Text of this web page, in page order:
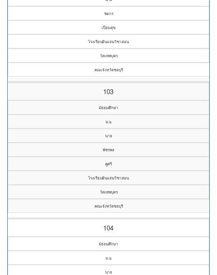
ชยกร
เปี่ยมสุข
โรงเรียนผินแจ่มวิชาสอน
วัดเทพบุตร
คณะจังหวัดชลบุรี
103
มัธยมศึกษา
ม.๖
นาย
พัชรพล
คูศรี
โรงเรียนผินแจ่มวิชาสอน
วัดเทพบุตร
คณะจังหวัดชลบุรี
104
มัธยมศึกษา
ม.๖
นาย